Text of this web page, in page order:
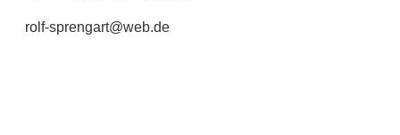
rolf-sprengart@web.de